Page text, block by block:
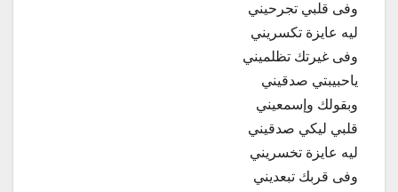
وفى قلبي تجرحيني
ليه عايزة تكسريني
وفى غيرتك تظلميني
ياحبيبتي صدقيني
وبقولك وإسمعيني
قلبي ليكي صدقيني
ليه عايزة تخسريني
وفى قربك تبعديني